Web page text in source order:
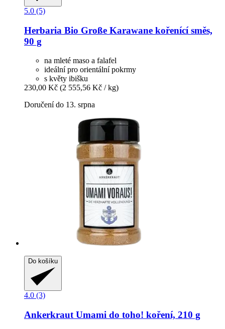
5.0 (5)
Herbaria Bio Große Karawane kořenící směs,
90 g
na mleté maso a falafel
ideální pro orientální pokrmy
s květy ibišku
230,00 Kč (2 555,56 Kč / kg)
Doručení do 13. srpna
Do košíku
4.0 (3)
Ankerkraut Umami do toho! koření, 210 g